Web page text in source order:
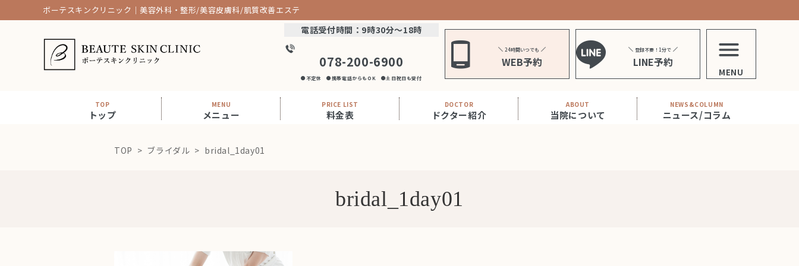
ボーテスキンクリニック｜美容外科・整形/美容皮膚科/肌質改善エステ
電話受付時間：9時30分～18時
078-200-6900
●不定休 ●携帯電話からもOK ●土日祝日も受付
24時間いつでも
WEB予約
登録不要！1分で
LINE予約
MENU
TOP
トップ
MENU
メニュー
PRICE LIST
料金表
DOCTOR
ドクター紹介
ABOUT
当院について
NEWS&COLUMN
ニュース/コラム
TOP ブライダル bridal_1day01
bridal_1day01